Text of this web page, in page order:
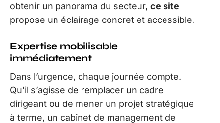
obtenir un panorama du secteur, ce site
propose un éclairage concret et accessible.
Expertise mobilisable
immédiatement
Dans l’urgence, chaque journée compte.
Qu’il s’agisse de remplacer un cadre
dirigeant ou de mener un projet stratégique
à terme, un cabinet de management de